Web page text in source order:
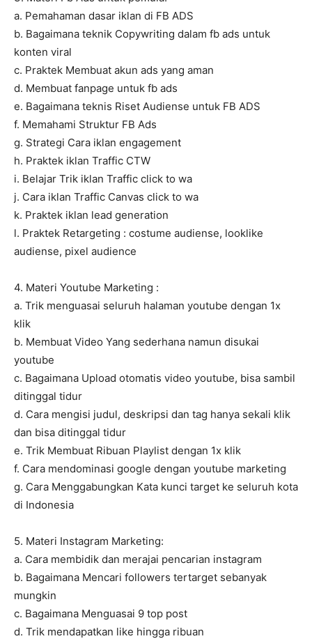
a. Pemahaman dasar iklan di FB ADS
b. Bagaimana teknik Copywriting dalam fb ads untuk
konten viral
c. Praktek Membuat akun ads yang aman
d. Membuat fanpage untuk fb ads
e. Bagaimana teknis Riset Audiense untuk FB ADS
f. Memahami Struktur FB Ads
g. Strategi Cara iklan engagement
h. Praktek iklan Traffic CTW
i. Belajar Trik iklan Traffic click to wa
j. Cara iklan Traffic Canvas click to wa
k. Praktek iklan lead generation
l. Praktek Retargeting : costume audiense, looklike
audiense, pixel audience
4. Materi Youtube Marketing :
a. Trik menguasai seluruh halaman youtube dengan 1x
klik
b. Membuat Video Yang sederhana namun disukai
youtube
c. Bagaimana Upload otomatis video youtube, bisa sambil
ditinggal tidur
d. Cara mengisi judul, deskripsi dan tag hanya sekali klik
dan bisa ditinggal tidur
e. Trik Membuat Ribuan Playlist dengan 1x klik
f. Cara mendominasi google dengan youtube marketing
g. Cara Menggabungkan Kata kunci target ke seluruh kota
di Indonesia
5. Materi Instagram Marketing:
a. Cara membidik dan merajai pencarian instagram
b. Bagaimana Mencari followers tertarget sebanyak
mungkin
c. Bagaimana Menguasai 9 top post
d. Trik mendapatkan like hingga ribuan